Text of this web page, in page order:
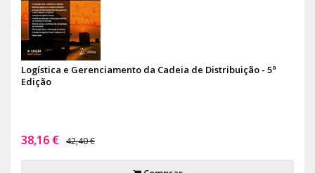
Logística e Gerenciamento da Cadeia de Distribuição - 5ª
Edição
38,16 € 42,40 €